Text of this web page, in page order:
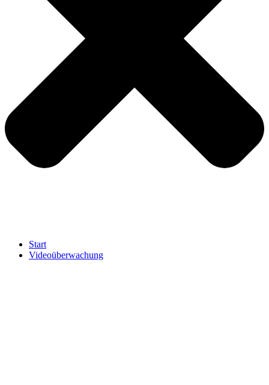
Start
Videoüberwachung